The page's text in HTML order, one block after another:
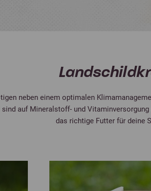
neben einem optimalen
auf Mineralstoff- und
das richtige Futter für deine